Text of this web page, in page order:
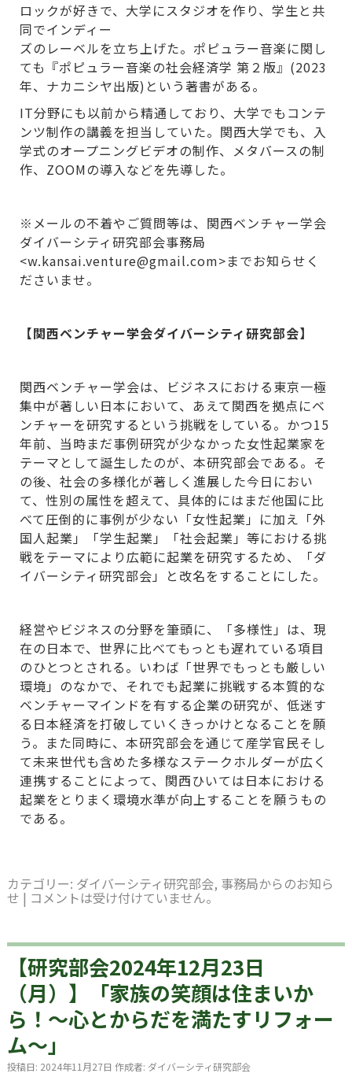
ロックが好きで、大学にスタジオを作り、学生と共
同でインディー
ズのレーベルを立ち上げた。ポピュラー音楽に関し
ても『ポピュラー音楽の社会経済学 第２版』(2023
年、ナカニシヤ出版)という著書がある。
IT分野にも以前から精通しており、大学でもコンテ
ンツ制作の講義を担当していた。関西大学でも、入
学式のオープニングビデオの制作、メタバースの制
作、ZOOMの導入などを先導した。
※メールの不着やご質問等は、関西ベンチャー学会
ダイバーシティ研究部会事務局
<w.kansai.venture@gmail.com>までお知らせく
ださいませ。
【関西ベンチャー学会ダイバーシティ研究部会】
関西ベンチャー学会は、ビジネスにおける東京一極
集中が著しい日本において、あえて関西を拠点にベ
ンチャーを研究するという挑戦をしている。かつ15
年前、当時まだ事例研究が少なかった女性起業家を
テーマとして誕生したのが、本研究部会である。そ
の後、社会の多様化が著しく進展した今日におい
て、性別の属性を超えて、具体的にはまだ他国に比
べて圧倒的に事例が少ない「女性起業」に加え「外
国人起業」「学生起業」「社会起業」等における挑
戦をテーマにより広範に起業を研究するため、「ダ
イバーシティ研究部会」と改名をすることにした。
経営やビジネスの分野を筆頭に、「多様性」は、現
在の日本で、世界に比べてもっとも遅れている項目
のひとつとされる。いわば「世界でもっとも厳しい
環境」のなかで、それでも起業に挑戦する本質的な
ベンチャーマインドを有する企業の研究が、低迷す
る日本経済を打破していくきっかけとなることを願
う。また同時に、本研究部会を通じて産学官民そし
て未来世代も含めた多様なステークホルダーが広く
連携することによって、関西ひいては日本における
起業をとりまく環境水準が向上することを願うもの
である。
カテゴリー: ダイバーシティ研究部会, 事務局からのお知ら
せ | コメントは受け付けていません。
【研究部会2024年12月23日
（月）】「家族の笑顔は住まいか
ら！～心とからだを満たすリフォー
ム～」
投稿日: 2024年11月27日 作成者: ダイバーシティ研究部会